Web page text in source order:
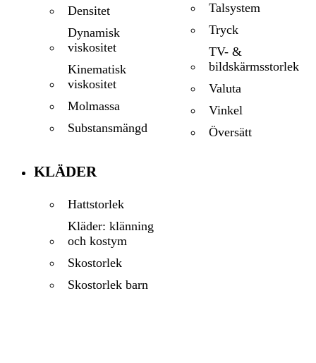
Densitet
Dynamisk
viskositet
Kinematisk
viskositet
Molmassa
Substansmängd
KLÄDER
Hattstorlek
Kläder: klänning
och kostym
Skostorlek
Skostorlek barn
Talsystem
Tryck
TV- &
bildskärmsstorlek
Valuta
Vinkel
Översätt